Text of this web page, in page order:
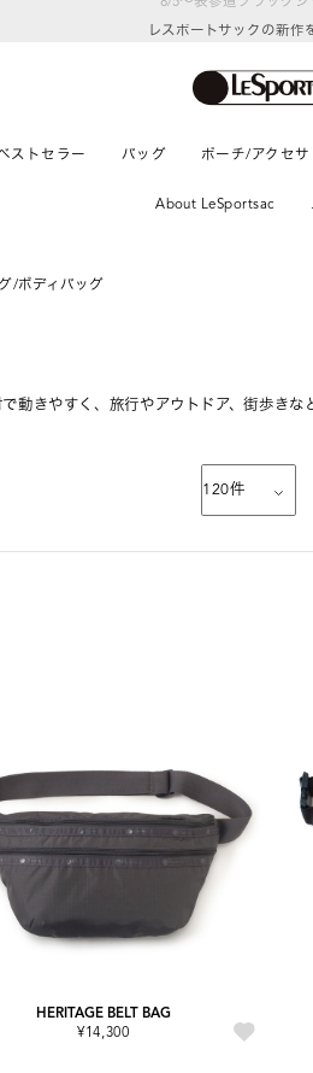
レスポートサックの新作
ストセラー バッグ ポーチ/アクセサ
About LeSportsac
/ボディバッグ
動きやすく、旅行やアウトドア、街歩き
120件
HERITAGE BELT BAG
¥14,300